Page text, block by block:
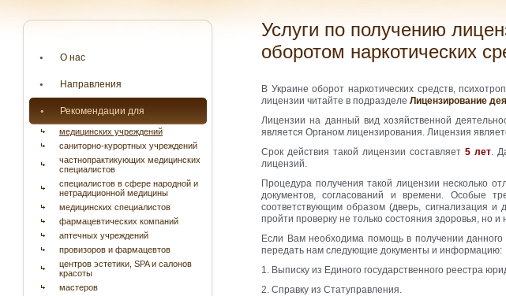
О нас
Направления
Рекомендации для
медицинских учреждений
саниторно-курортных учреждений
частнопрактикующих медицинских
специалистов
специалистов в сфере народной и
нетрадиционной медицины
медицинских специалистов
фармацевтических компаний
аптечных учреждений
провизоров и фармацевтов
центров эстетики, SPA и салонов
красоты
мастеров
Услуги по получению лицензии на осуществление деятельности, связанной с
оборотом наркотических
В Украине оборот наркотических средств,
лицензии читайте в подразделе Лицензирование
Лицензии на данный вид хозяйственной
является Органом лицензирования. Лицензия
Срок действия такой лицензии составляет5 лет.
лицензий.
Процедура получения такой лицензии несколько
документов, согласований и времени. Особые
соответствующим образом (дверь, сигнализация и
пройти проверку не только состояния здоровья, но
Если Вам необходима помощь в получении
передать нам следующие документы и информацию:
1. Выписку из Единого государственного реестра
2. Справку из Статуправления.